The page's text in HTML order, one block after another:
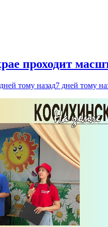
проходит
тому назад7 дней тому